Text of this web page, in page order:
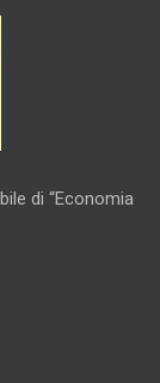
di “Economia